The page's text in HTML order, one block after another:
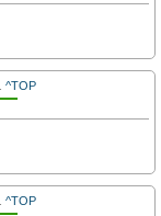
^TOP
^TOP